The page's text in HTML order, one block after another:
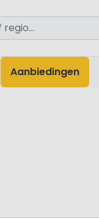
Aanbiedingen